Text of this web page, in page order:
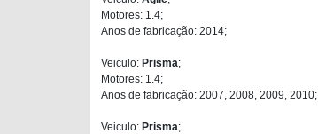
Motores: 1.4;
Anos de fabricação: 2014;
Veiculo: Prisma;
Motores: 1.4;
Anos de fabricação: 2007, 2008, 2009, 2010;
Veiculo: Prisma;